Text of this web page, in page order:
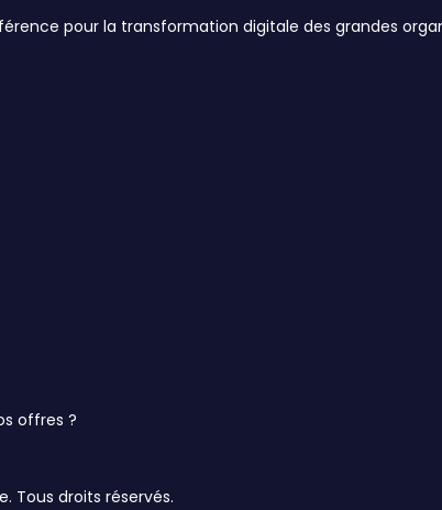
pour la transformation digitale des grandes
offres ?
Tous droits réservés.